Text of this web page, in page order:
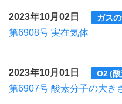
2023年10月02日 ガス
第6908号 実在気体
2023年10月01日 O2 (
第6907号 酸素分子の大き